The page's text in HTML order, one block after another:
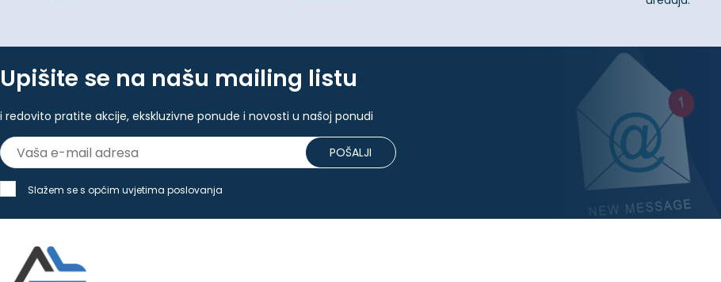
Upišite se na našu mailing listu
i redovito pratite akcije, ekskluzivne ponude i novosti u našoj ponudi
POŠALJI
Slažem se s općim uvjetima poslovanja